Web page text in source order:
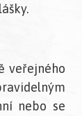
veřejného
nebo se